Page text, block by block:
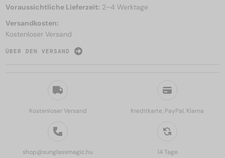
Kostenloser Versand Kreditkarte, PayPal, Klarna
shop@sunglassmagic.hu
14 Tage
Voraussichtliche Lieferzeit: 2–4 Werktage
Versandkosten:
Kostenloser Versand
ÜBER DEN VERSAND